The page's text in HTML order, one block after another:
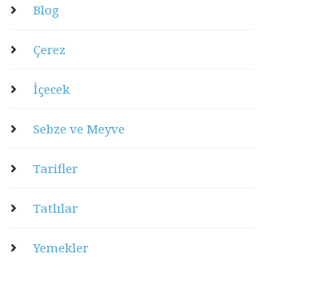
Blog
Çerez
İçecek
Sebze ve Meyve
Tarifler
Tatlılar
Yemekler